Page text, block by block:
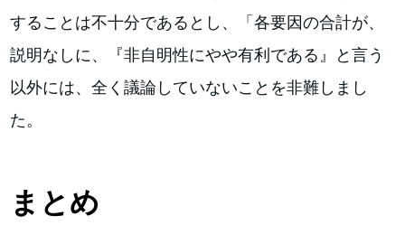
することは不十分であるとし、「各要因の合計が、
説明なしに、『非自明性にやや有利である』と言う
以外には、全く議論していないことを非難しまし
た。
まとめ